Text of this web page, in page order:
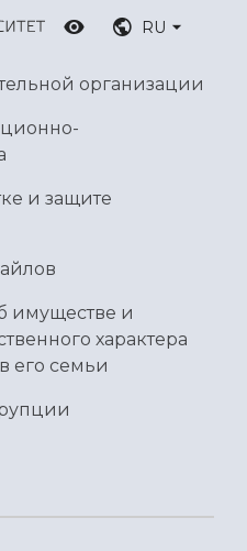
RU
организации
и защите
имуществе и
характера
его семьи